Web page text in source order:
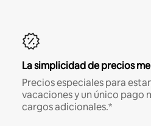
La simplicidad de precios
Precios especiales para
vacaciones y un único pago
cargos adicionales.*